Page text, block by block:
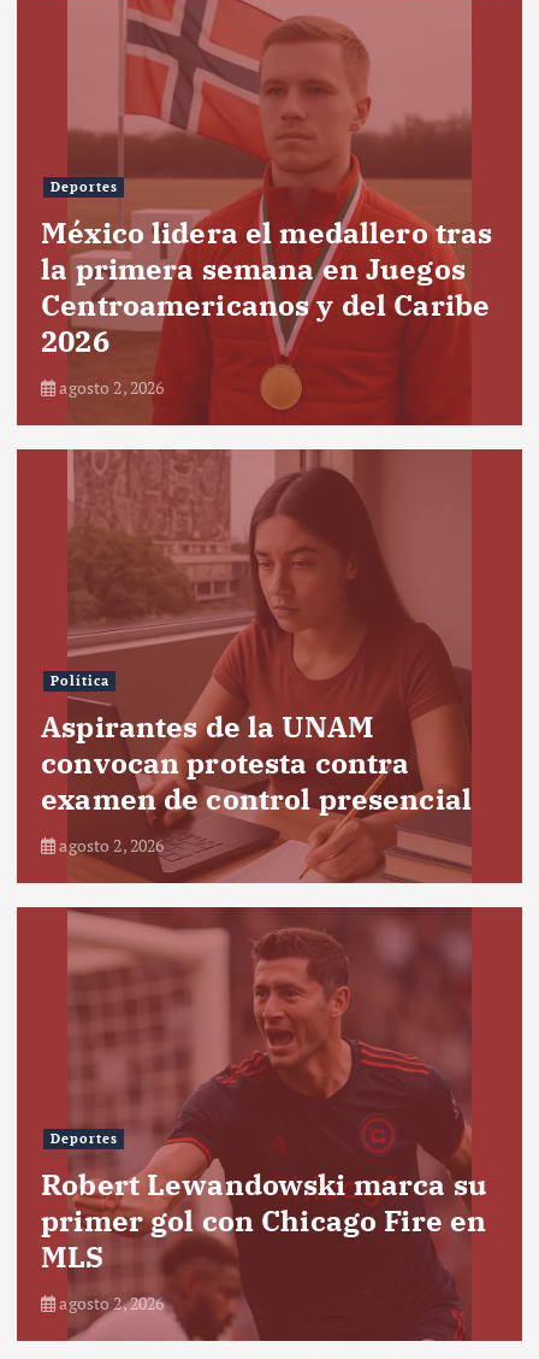
Deportes
México lidera el medallero tras
la primera semana en Juegos
Centroamericanos y del Caribe
2026
agosto 2, 2026
Política
Aspirantes de la UNAM
convocan protesta contra
examen de control presencial
agosto 2, 2026
Deportes
Robert Lewandowski marca su
primer gol con Chicago Fire en
MLS
agosto 2, 2026